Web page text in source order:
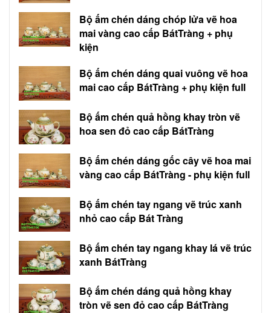
Bộ ấm chén dáng chóp lửa vẽ hoa
mai vàng cao cấp BátTràng + phụ
kiện
Bộ ấm chén dáng quai vuông vẽ hoa
mai cao cấp BátTràng + phụ kiện full
Bộ ấm chén quả hồng khay tròn vẽ
hoa sen đỏ cao cấp BátTràng
Bộ ấm chén dáng gốc cây vẽ hoa mai
vàng cao cấp BátTràng - phụ kiện full
Bộ ấm chén tay ngang vẽ trúc xanh
nhỏ cao cấp Bát Tràng
Bộ ấm chén tay ngang khay lá vẽ trúc
xanh BátTràng
Bộ ấm chén dáng quả hồng khay
tròn vẽ sen đỏ cao cấp BátTràng